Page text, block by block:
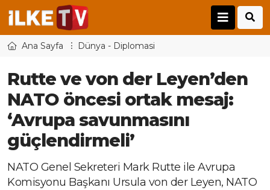
Ana Sayfa Dünya - Diplomasi
Rutte ve von der Leyen’den
NATO öncesi ortak mesaj:
‘Avrupa savunmasını
güçlendirmeli’
NATO Genel Sekreteri Mark Rutte ile Avrupa
Komisyonu Başkanı Ursula von der Leyen, NATO